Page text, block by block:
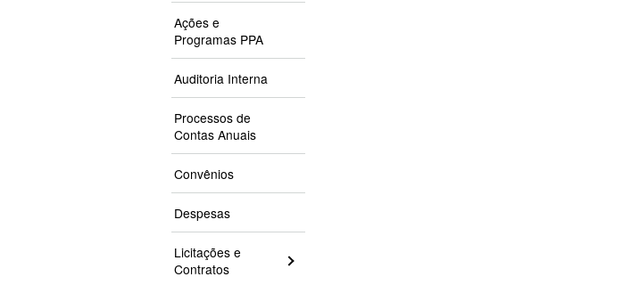
Ações e
Programas PPA
Auditoria Interna
Processos de
Contas Anuais
Convênios
Despesas
Licitações e
Contratos